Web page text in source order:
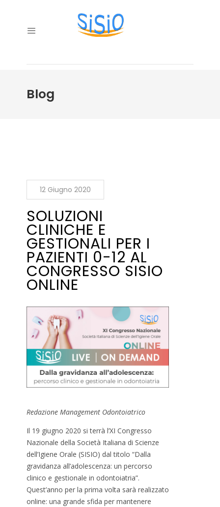
Blog
12 Giugno 2020
SOLUZIONI
CLINICHE E
GESTIONALI PER I
PAZIENTI 0-12 AL
CONGRESSO SISIO
ONLINE
Redazione Management Odontoiatrico
Il 19 giugno 2020 si terrà l’XI Congresso
Nazionale della Società Italiana di Scienze
dell’Igiene Orale (SISIO) dal titolo “Dalla
gravidanza all’adolescenza: un percorso
clinico e gestionale in odontoiatria”.
Quest’anno per la prima volta sarà realizzato
online: una grande sfida per mantenere